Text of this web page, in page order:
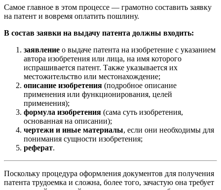
Самое главное в этом процессе — грамотно составить заявку
на патент и вовремя оплатить пошлину.
В состав заявки на выдачу патента должны входить:
заявление о выдаче патента на изобретение с указанием
автора изобретения или лица, на имя которого
испрашивается патент. Также указывается их
местожительство или местонахождение;
описание изобретения (подробное описание
применения или функционирования, целей
применения);
формула изобретения (сама суть изобретения,
основанная на описании);
чертежи и иные материалы, если они необходимы для
понимания сущности изобретения;
реферат.
Поскольку процедура оформления документов для получения
патента трудоемка и сложна, более того, зачастую она требует